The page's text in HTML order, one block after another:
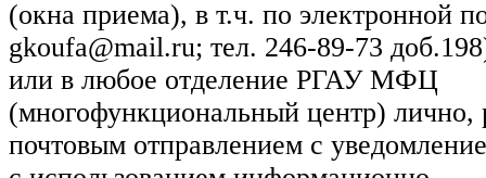
(окна приема), в т.ч. по электронной
gkoufa@mail.ru; тел. 246-89-73
или в любое отделение РГАУ МФЦ
(многофункциональный центр) лично,
почтовым отправлением с